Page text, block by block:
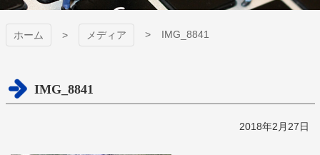
ホーム メディア IMG_8841
IMG_8841
2018年2月27日
く